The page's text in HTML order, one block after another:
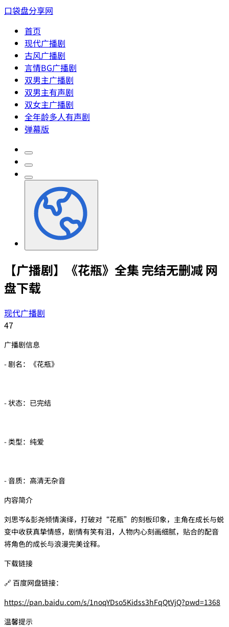
口袋盘分享网
首页
现代广播剧
古风广播剧
言情BG广播剧
双男主广播剧
双男主有声剧
双女主广播剧
全年龄多人有声剧
弹幕版
【广播剧】《花瓶》全集 完结无删减 网
盘下载
现代广播剧
47
广播剧信息
- 剧名：《花瓶》
- 状态：已完结
- 类型：纯爱
- 音质：高清无杂音
内容简介
刘思岑&彭尧倾情演绎，打破对“花瓶”的刻板印象，主角在成长与蜕
变中收获真挚情感，剧情有笑有泪，人物内心刻画细腻，贴合的配音
将角色的成长与浪漫完美诠释。
下载链接
🔗 百度网盘链接：
https://pan.baidu.com/s/1noqYDso5Kidss3hFqQtVjQ?pwd=1368
温馨提示